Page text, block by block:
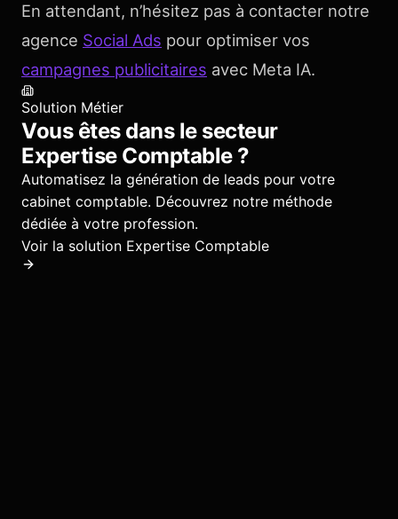
En attendant, n’hésitez pas à contacter notre
agence Social Ads pour optimiser vos
campagnes publicitaires avec Meta IA.
Solution Métier
Vous êtes dans le secteur
Expertise Comptable?
Automatisez la génération de leads pour votre
cabinet comptable. Découvrez notre méthode
dédiée à votre profession.
Voir la solution Expertise Comptable